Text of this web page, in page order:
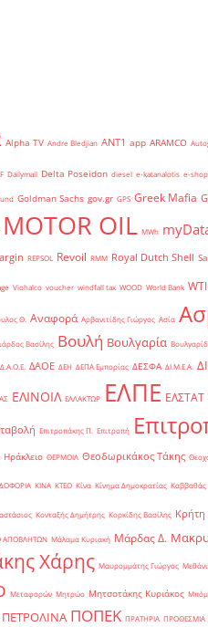
Alpha TV Andre Bledjian ANT1 app ARAMCO
Dailymail Delta Poseidon diesel e-katanalotis e-shop
Goldman Sachs gov.gr GPS Greek Mafia
MOTOR OIL MWh
REPSOL Revoil RMM Royal Dutch Shell
Viohalco voucher windfall tax WOOD World Bank WTI
Θ. Αναφορά Αρβανιτίδης Γιώργος Ασία
Βασίλης Βουλή Βουλγαρία
Δ.Α.Ο.Ε. ΔΑΟΕ ΔΕΗ ΔΕΠΑ Εμπορίας ΔΕΣΦΑ ΔΙ.Μ.Ε.Α.
ΕΛΙΝΟΙΛ ΕΛΛΑΚΤΩΡ ΕΛΠΕ ΕΛΣΤΑΤ
Επιτροπάκης Π. Επιτροπή
Ηράκλειο ΘΕΡΜΟΙΛ Θεοδωρικάκος Τάκης
ΚΙΝΑ ΚΤΕΟ Κίνα Κίνημα Δημοκρατίας Καββαθάς
Κονταξής Δημήτρης Κορκίδης Βασίλης Κρήτη
ΑΠΟΒΛΗΤΩΝ Μάλαμα Κυριακή Μάρδας Δ.
Χάρης Μαυρομμάτης Γιώργος
Μεταφορών Μητρώο Μητσοτάκης Κυριάκος
ΠΕΤΡΟΛΙΝΑ ΠΟΠΕΚ ΠΡΑΤΗΡΙΑ ΠΡΟΘΕΣΜΙΑ